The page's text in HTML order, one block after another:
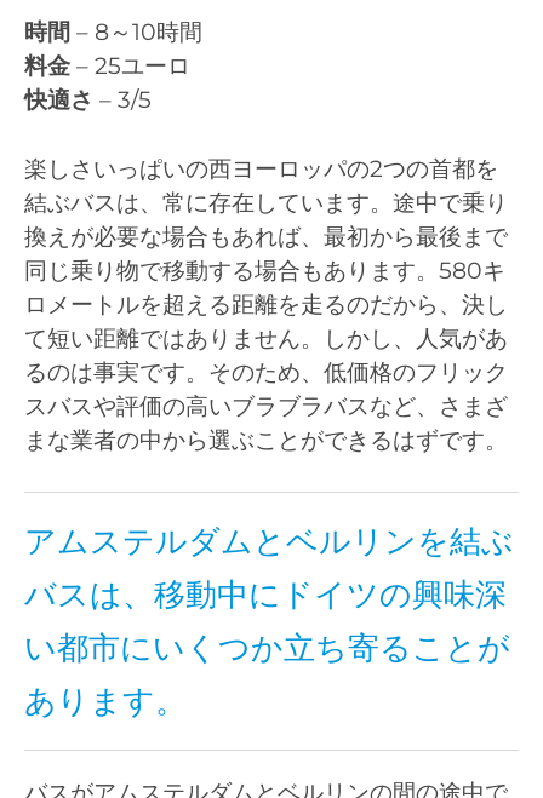
時間 – 8～10時間
料金 – 25ユーロ
快適さ – 3/5
楽しさいっぱいの西ヨーロッパの2つの首都を
結ぶバスは、常に存在しています。途中で乗り
換えが必要な場合もあれば、最初から最後まで
同じ乗り物で移動する場合もあります。580キ
ロメートルを超える距離を走るのだから、決し
て短い距離ではありません。しかし、人気があ
るのは事実です。そのため、低価格のフリック
スバスや評価の高いブラブラバスなど、さまざ
まな業者の中から選ぶことができるはずです。
アムステルダムとベルリンを結ぶ
バスは、移動中にドイツの興味深
い都市にいくつか立ち寄ることが
あります。
バスがアムステルダムとベルリンの間の途中で